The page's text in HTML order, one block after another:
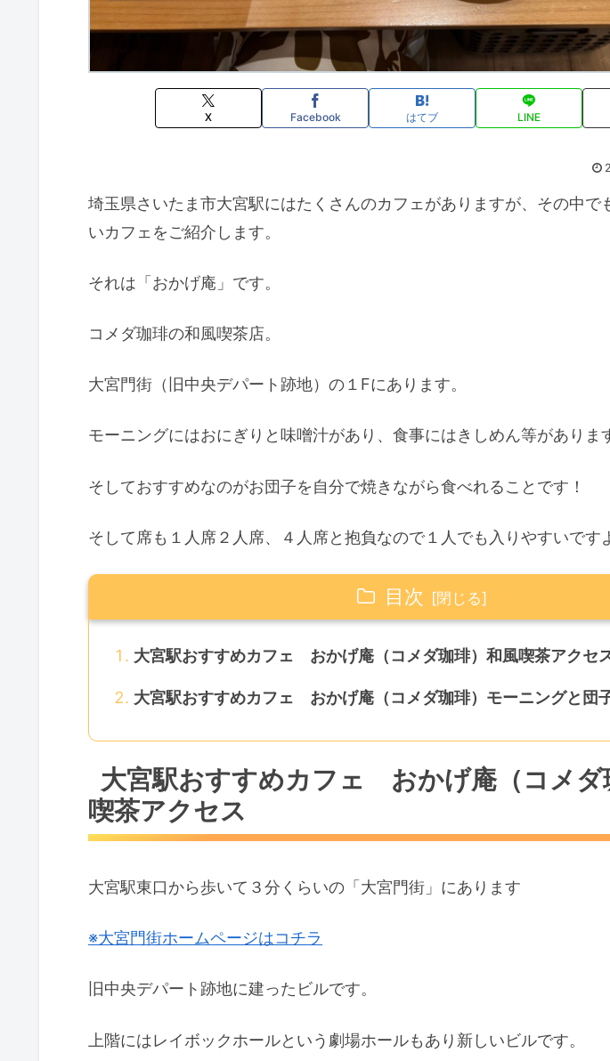
X Facebook はてブ LINE
埼玉県さいたま市大宮駅にはたくさんのカフェがありますが、その中で
いカフェをご紹介します。
それは「おかげ庵」です。
コメダ珈琲の和風喫茶店。
大宮門街（旧中央デパート跡地）の１Fにあります。
モーニングにはおにぎりと味噌汁があり、食事にはきしめん等がありま
そしておすすめなのがお団子を自分で焼きながら食べれることです！
そして席も１人席２人席、４人席と抱負なので１人でも入りやすいです
目次
大宮駅おすすめカフェ おかげ庵（コメダ珈琲）和風喫茶アクセ
大宮駅おすすめカフェ おかげ庵（コメダ珈琲）モーニングと団
大宮駅おすすめカフェ おかげ庵（コメダ
喫茶アクセス
大宮駅東口から歩いて３分くらいの「大宮門街」にあります
※大宮門街ホームページはコチラ
旧中央デパート跡地に建ったビルです。
上階にはレイボックホールという劇場ホールもあり新しいビルです。